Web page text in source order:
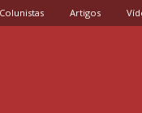
Colunistas Artigos